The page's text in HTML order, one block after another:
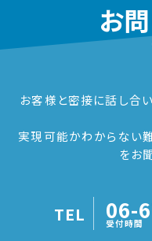
お
お客様と密接に話し合
実現可能かわからない
をお
TEL 06-
受付時間